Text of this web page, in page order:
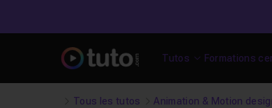
Tutos Formations
Tous les tutos Animation & Motion